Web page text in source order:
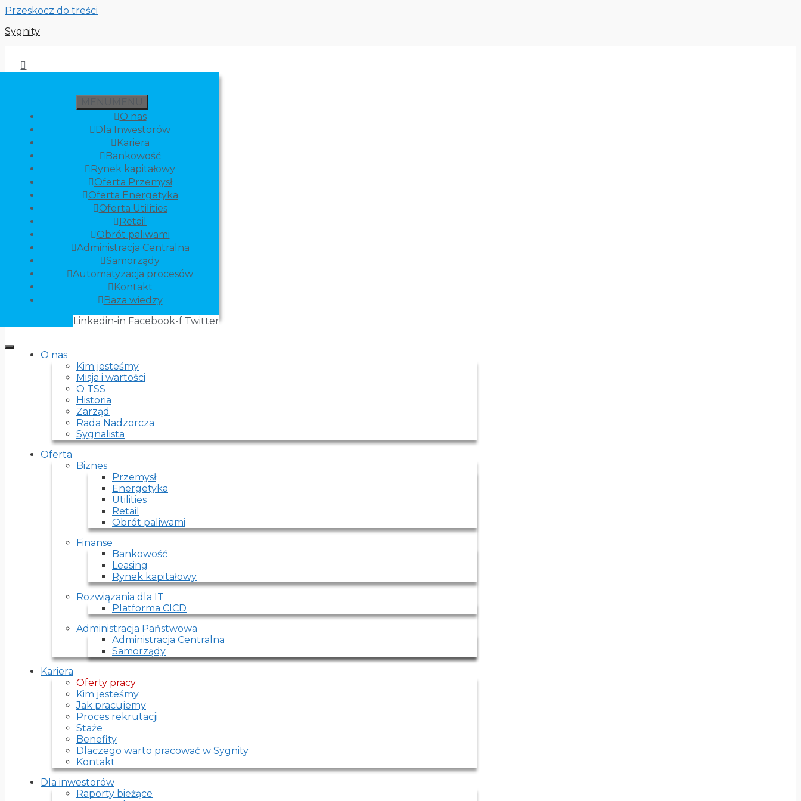
Przeskocz do treści
Sygnity
O nas
Dla Inwestorów
Kariera
Bankowość
Rynek kapitałowy
Oferta Przemysł
Oferta Energetyka
Oferta Utilities
Retail
Obrót paliwami
Administracja Centralna
Samorządy
Automatyzacja procesów
Kontakt
Baza wiedzy
Linkedin-in Facebook-f Twitter
O nas
Kim jesteśmy
Misja i wartości
O TSS
Historia
Zarząd
Rada Nadzorcza
Sygnalista
Oferta
Biznes
Przemysł
Energetyka
Utilities
Retail
Obrót paliwami
Finanse
Bankowość
Leasing
Rynek kapitałowy
Rozwiązania dla IT
Platforma CICD
Administracja Państwowa
Administracja Centralna
Samorządy
Kariera
Oferty pracy
Kim jesteśmy
Jak pracujemy
Proces rekrutacji
Staże
Benefity
Dlaczego warto pracować w Sygnity
Kontakt
Dla inwestorów
Raporty bieżące